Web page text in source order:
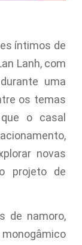
íntimos de
Lanh, com
uma
os temas
que o casal
novas
projeto de
de namoro,